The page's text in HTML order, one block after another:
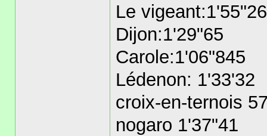
Le vigeant:1'55"26
Dijon:1'29"65
Carole:1'06"845
Lédenon: 1'33'32
croix-en-ternois
nogaro 1'37"41